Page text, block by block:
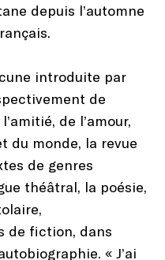
depuis l’automne
introduite par
de
de l’amour,
du monde, la revue
de genres
théâtral, la poésie,
de fiction, dans
« J’ai